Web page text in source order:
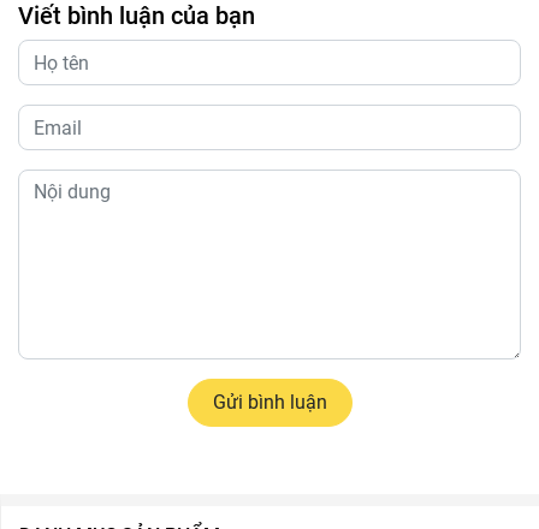
Viết bình luận của bạn
Gửi bình luận